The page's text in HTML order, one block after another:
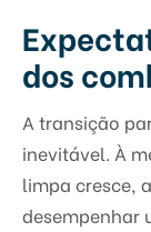
dos
A transição
inevitável. À
limpa cresce,
desempenhar